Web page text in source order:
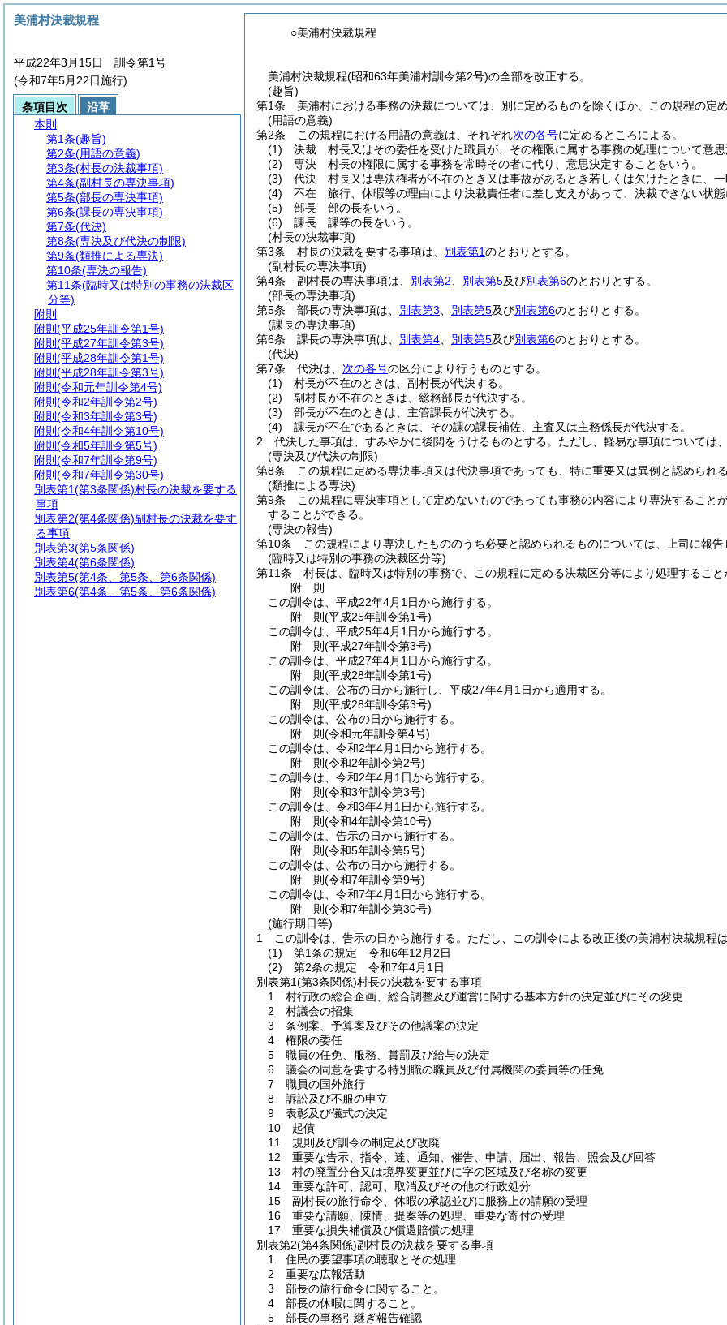
○美浦村決裁規程
美浦村決裁規程(昭和63年美浦村訓令第2号)の全部を改正する。
(趣旨)
第1条
美浦村における事務の決裁については、別に定めるものを除くほか、この規程の定
(用語の意義)
第2条
この規程における用語の意義は、それぞれ次の各号に定めるところによる。
(1)
決裁 村長又はその委任を受けた職員が、その権限に属する事務の処理について意
(2)
専決 村長の権限に属する事務を常時その者に代り、意思決定することをいう。
(3)
代決 村長又は専決権者が不在のとき又は事故があるとき若しくは欠けたときに、
(4)
不在 旅行、休暇等の理由により決裁責任者に差し支えがあって、決裁できない状
(5)
部長 部の長をいう。
(6)
課長 課等の長をいう。
(村長の決裁事項)
第3条
村長の決裁を要する事項は、 別表第1のとおりとする。
(副村長の専決事項)
第4条
副村長の専決事項は、 別表第2 別表第5及び別表第6のとおりとする。
(部長の専決事項)
第5条
部長の専決事項は、 別表第3 別表第5及び別表第6のとおりとする。
(課長の専決事項)
第6条
課長の専決事項は、 別表第4 別表第5及び別表第6のとおりとする。
(代決)
第7条
代決は、 次の各号の区分により行うものとする。
(1)
村長が不在のときは、副村長が代決する。
(2)
副村長が不在のときは、総務部長が代決する。
(3)
部長が不在のときは、主管課長が代決する。
(4)
課長が不在であるときは、その課の課長補佐、主査又は主務係長が代決する。
2
代決した事項は、すみやかに後閲をうけるものとする。 ただし、軽易な事項については
(専決及び代決の制限)
第8条
この規程に定める専決事項又は代決事項であっても、特に重要又は異例と認めら
(類推による専決)
第9条
この規程に専決事項として定めないものであっても事務の内容により専決するこ
することができる。
(専決の報告)
第10条
この規程により専決したもののうち必要と認められるものについては、上司に報
(臨時又は特別の事務の決裁区分等)
第11条
村長は、臨時又は特別の事務で、この規程に定める決裁区分等により処理するこ
附 則
この訓令は、平成22年4月1日から施行する。
附 則(平成25年訓令第1号)
この訓令は、平成25年4月1日から施行する。
附 則(平成27年訓令第3号)
この訓令は、平成27年4月1日から施行する。
附 則(平成28年訓令第1号)
この訓令は、公布の日から施行し、平成27年4月1日から適用する。
附 則(平成28年訓令第3号)
この訓令は、公布の日から施行する。
附 則(令和元年訓令第4号)
この訓令は、令和2年4月1日から施行する。
附 則(令和2年訓令第2号)
この訓令は、令和2年4月1日から施行する。
附 則(令和3年訓令第3号)
この訓令は、令和3年4月1日から施行する。
附 則(令和4年訓令第10号)
この訓令は、告示の日から施行する。
附 則(令和5年訓令第5号)
この訓令は、公布の日から施行する。
附 則(令和7年訓令第9号)
この訓令は、令和7年4月1日から施行する。
附 則(令和7年訓令第30号)
(施行期日等)
1
この訓令は、告示の日から施行する。 ただし、この訓令による改正後の美浦村決裁規程
(1)
第1条の規定 令和6年12月2日
(2)
第2条の規定 令和7年4月1日
別表第1(第3条関係)村長の決裁を要する事項
1 村行政の総合企画、総合調整及び運営に関する基本方針の決定並びにその変更
2 村議会の招集
3 条例案、予算案及びその他議案の決定
4 権限の委任
5 職員の任免、服務、賞罰及び給与の決定
6 議会の同意を要する特別職の職員及び付属機関の委員等の任免
7 職員の国外旅行
8 訴訟及び不服の申立
9 表彰及び儀式の決定
10 起債
11 規則及び訓令の制定及び改廃
12 重要な告示、指令、達、通知、催告、申請、届出、報告、照会及び回答
13 村の廃置分合又は境界変更並びに字の区域及び名称の変更
14 重要な許可、認可、取消及びその他の行政処分
15 副村長の旅行命令、休暇の承認並びに服務上の請願の受理
16 重要な請願、陳情、提案等の処理、重要な寄付の受理
17 重要な損失補償及び償還賠償の処理
別表第2(第4条関係)副村長の決裁を要する事項
1 住民の要望事項の聴取とその処理
2 重要な広報活動
3 部長の旅行命令に関すること。
4 部長の休暇に関すること。
5 部長の事務引継ぎ報告確認
美浦村決裁規程
平成22年3月15日 訓令第1号
(令和7年5月22日施行)
条項目次
沿革
本則
第1条(趣旨)
第2条(用語の意義)
第3条(村長の決裁事項)
第4条(副村長の専決事項)
第5条(部長の専決事項)
第6条(課長の専決事項)
第7条(代決)
第8条(専決及び代決の制限)
第9条(類推による専決)
第10条(専決の報告)
第11条(臨時又は特別の事務の決裁区
分等)
附則
附則 (平成25年訓令第1号)
附則 (平成27年訓令第3号)
附則 (平成28年訓令第1号)
附則 (平成28年訓令第3号)
附則 (令和元年訓令第4号)
附則 (令和2年訓令第2号)
附則 (令和3年訓令第3号)
附則 (令和4年訓令第10号)
附則 (令和5年訓令第5号)
附則 (令和7年訓令第9号)
附則 (令和7年訓令第30号)
別表第1(第3条関係)村長の決裁を要する
事項
別表第2(第4条関係)副村長の決裁を要す
る事項
別表第3(第5条関係)
別表第4(第6条関係)
別表第5(第4条、第5条、第6条関係)
別表第6(第4条、第5条、第6条関係)